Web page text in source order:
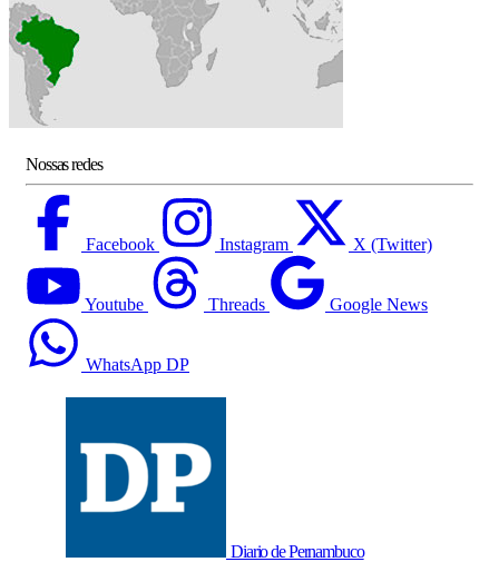
Nossas redes
Facebook Instagram X (Twitter)
Youtube Threads Google News
WhatsApp DP
Diario de Pernambuco